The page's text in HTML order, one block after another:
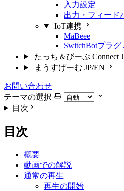
入力設定
出力・フィード
IoT連携
MaBeee
SwitchBotプラグ
たっち＆びーぷ Connect
まうすげーむ JP/EN
お問い合わせ
テーマの選択
目次
目次
概要
動画での解説
通常の再生
再生の開始